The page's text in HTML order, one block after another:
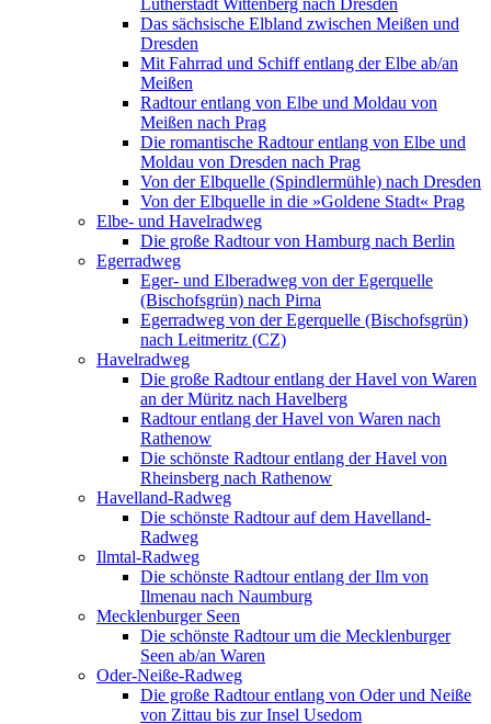
Das sächsische Elbland zwischen Meißen und
Dresden
Mit Fahrrad und Schiff entlang der Elbe ab/an
Meißen
Radtour entlang von Elbe und Moldau von
Meißen nach Prag
Die romantische Radtour entlang von Elbe und
Moldau von Dresden nach Prag
Von der Elbquelle (Spindlermühle) nach Dresden
Von der Elbquelle in die »Goldene Stadt« Prag
Elbe- und Havelradweg
Die große Radtour von Hamburg nach Berlin
Egerradweg
Eger- und Elberadweg von der Egerquelle
(Bischofsgrün) nach Pirna
Egerradweg von der Egerquelle (Bischofsgrün)
nach Leitmeritz (CZ)
Havelradweg
Die große Radtour entlang der Havel von Waren
an der Müritz nach Havelberg
Radtour entlang der Havel von Waren nach
Rathenow
Die schönste Radtour entlang der Havel von
Rheinsberg nach Rathenow
Havelland-Radweg
Die schönste Radtour auf dem Havelland-
Radweg
Ilmtal-Radweg
Die schönste Radtour entlang der Ilm von
Ilmenau nach Naumburg
Mecklenburger Seen
Die schönste Radtour um die Mecklenburger
Seen ab/an Waren
Oder-Neiße-Radweg
Die große Radtour entlang von Oder und Neiße
von Zittau bis zur Insel Usedom